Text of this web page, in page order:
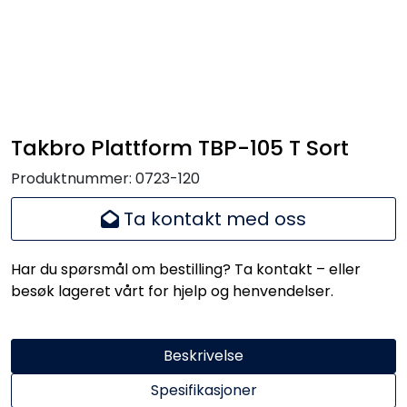
Takbro Plattform TBP-105 T Sort
Produktnummer: 0723-120
Ta kontakt med oss
Har du spørsmål om bestilling? Ta kontakt – eller
besøk lageret vårt for hjelp og henvendelser.
Beskrivelse
Spesifikasjoner